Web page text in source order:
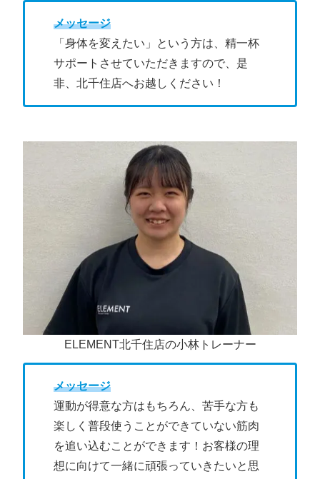
メッセージ
「身体を変えたい」という方は、精一杯
サポートさせていただきますので、是
非、北千住店へお越しください！
ELEMENT北千住店の小林トレーナー
メッセージ
運動が得意な方はもちろん、苦手な方も
楽しく普段使うことができていない筋肉
を追い込むことができます！お客様の理
想に向けて一緒に頑張っていきたいと思